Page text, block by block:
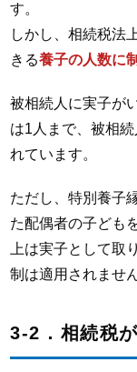
す。
しかし、相続税法
きる養子の人数に
被相続人に実子が
は1人まで、被相
れています。
ただし、特別養子
た配偶者の子ども
上は実子として取
制は適用されません
3-2．相続税